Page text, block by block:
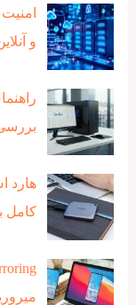
و
هارد
کامل